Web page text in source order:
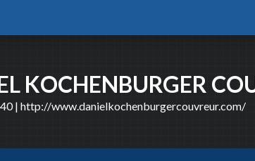
KOCHENBURGER
| http://www.danielkochenburgercouvreur.com/